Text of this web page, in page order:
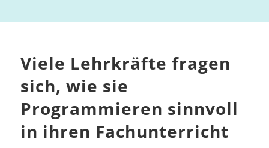
Viele Lehrkräfte fragen
sich, wie sie
Programmieren sinnvoll
in ihren Fachunterricht